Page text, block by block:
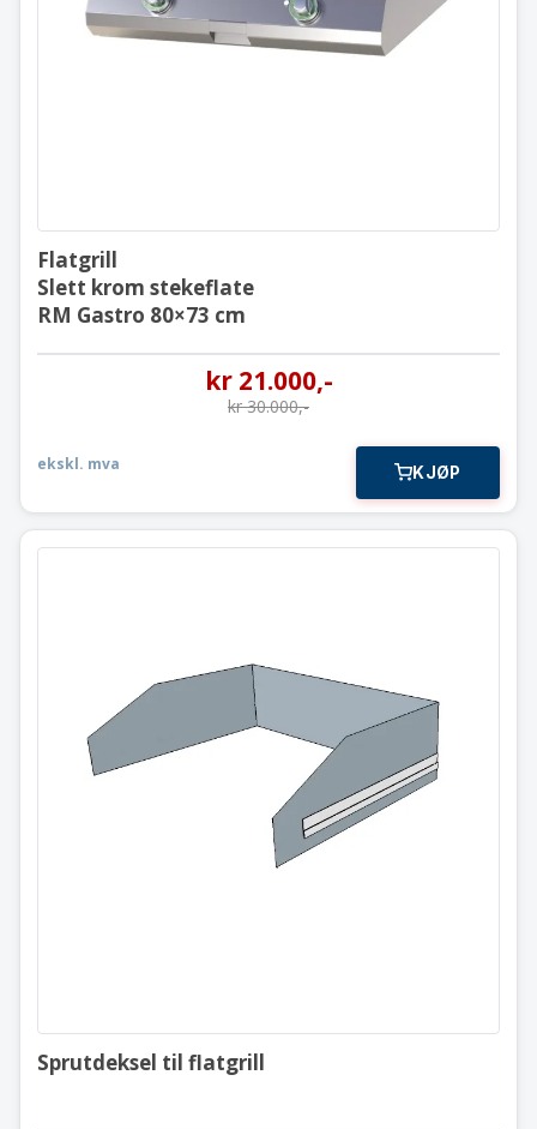
Slett krom stekeflate
RM Gastro 80×73 cm
Flatgrill
Slett krom stekeflate
RM Gastro 80×73 cm
kr21.000,-
kr30.000,-
ekskl. mva KJØP
Sprutdeksel til flatgrill
Sprutdeksel til flatgrill